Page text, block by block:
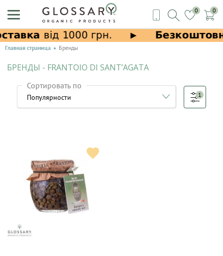
0 0
Главная страница Бренды
БРЕНДЫ - FRANTOIO DI SANT’AGATA
Сортировать по
1